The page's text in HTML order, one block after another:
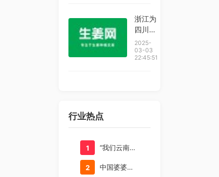
米冷库
辐射全
批发市
场
浙江为
四川茶
农提供
茶叶种
植技术
2025-
03-03
22:45:51
行业热点
1 “我们云南是个好地方” 海来阿木昆明演唱会讲云南方言，云南好吃呢多、好耍呢多！
2 中国婆婆弄了个小种植园，巴铁媳妇连连赞叹：中国农民真牛！